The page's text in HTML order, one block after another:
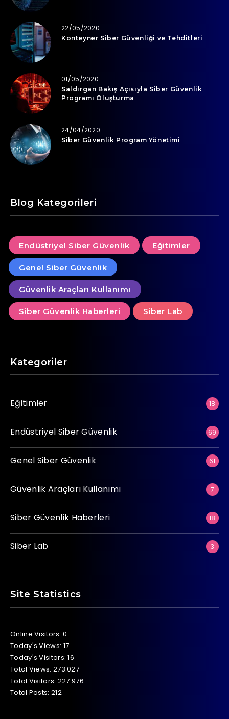
22/05/2020
Konteyner Siber Güvenliği ve Tehditleri
01/05/2020
Saldırgan Bakış Açısıyla Siber Güvenlik
Programı Oluşturma
24/04/2020
Siber Güvenlik Program Yönetimi
Blog Kategorileri
Endüstriyel Siber Güvenlik Eğitimler
Genel Siber Güvenlik
Güvenlik Araçları Kullanımı
Siber Güvenlik Haberleri Siber Lab
Kategoriler
Eğitimler 18
Endüstriyel Siber Güvenlik 69
Genel Siber Güvenlik 61
Güvenlik Araçları Kullanımı 7
Siber Güvenlik Haberleri 18
Siber Lab 3
Site Statistics
Online Visitors:0
Today's Views: 17
Today's Visitors:16
Total Views: 273.027
Total Visitors: 227.976
Total Posts: 212